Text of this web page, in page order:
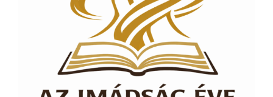
bejegyzéshez